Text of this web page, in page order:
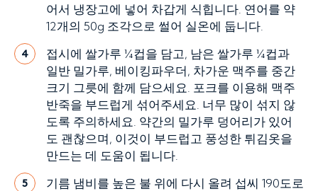
어서 냉장고에 넣어 차갑게 식힙니다. 연어를 약
12개의 50g 조각으로 썰어 실온에 둡니다.
4
접시에 쌀가루 ¼컵을 담고, 남은 쌀가루 ¼컵과
일반 밀가루, 베이킹파우더, 차가운 맥주를 중간
크기 그릇에 함께 담으세요. 포크를 이용해 맥주
반죽을 부드럽게 섞어주세요. 너무 많이 섞지 않
도록 주의하세요. 약간의 밀가루 덩어리가 있어
도 괜찮으며, 이것이 부드럽고 풍성한 튀김옷을
만드는 데 도움이 됩니다.
5
기름 냄비를 높은 불 위에 다시 올려 섭씨 190도로